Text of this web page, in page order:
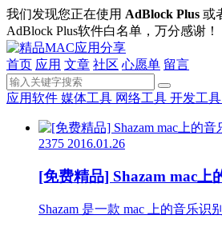
我们发现您正在使用 AdBlock Plus 或
AdBlock Plus软件白名单，万分感谢！
首页 应用 文章 社区 心愿单 留言
应用软件 媒体工具 网络工具 开发工具
2375 2016.01.26
[免费精品] Shazam mac上
Shazam 是一款 mac 上的音乐